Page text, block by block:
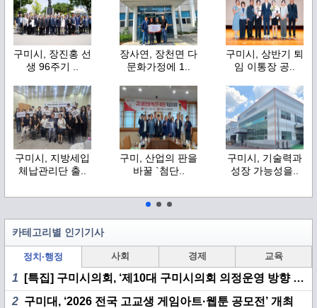
구미시, 장진홍 선
생 96주기 ..
장사연, 장천면 다
문화가정에 1..
구미시, 상반기 퇴
임 이통장 공..
구미시, 지방세입
체납관리단 출..
구미, 산업의 판을
바꿀 `첨단..
구미시, 기술력과
성장 가능성을..
카테고리별 인기기사
정치·행정 사회 경제 교육
1 [특집] 구미시의회, ‘제10대 구미시의회 의정운영 방향 기자 간담회’ 개최
2 구미대, ‘2026 전국 고교생 게임아트·웹툰 공모전’ 개최